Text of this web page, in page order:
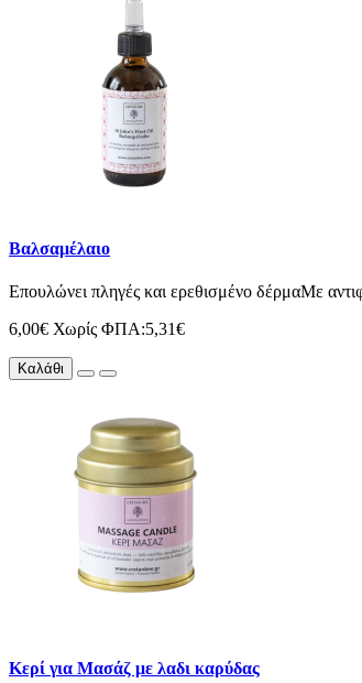
Βαλσαμέλαιο
Επουλώνει πληγές και ερεθισμένο δέρμαΜε
6,00€ Χωρίς ΦΠΑ:5,31€
Καλάθι
Κερί για Μασάζ με λαδι καρύδας